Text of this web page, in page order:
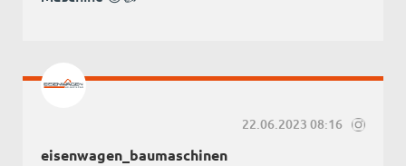
22.06.2023 08:16
eisenwagen_baumaschinen